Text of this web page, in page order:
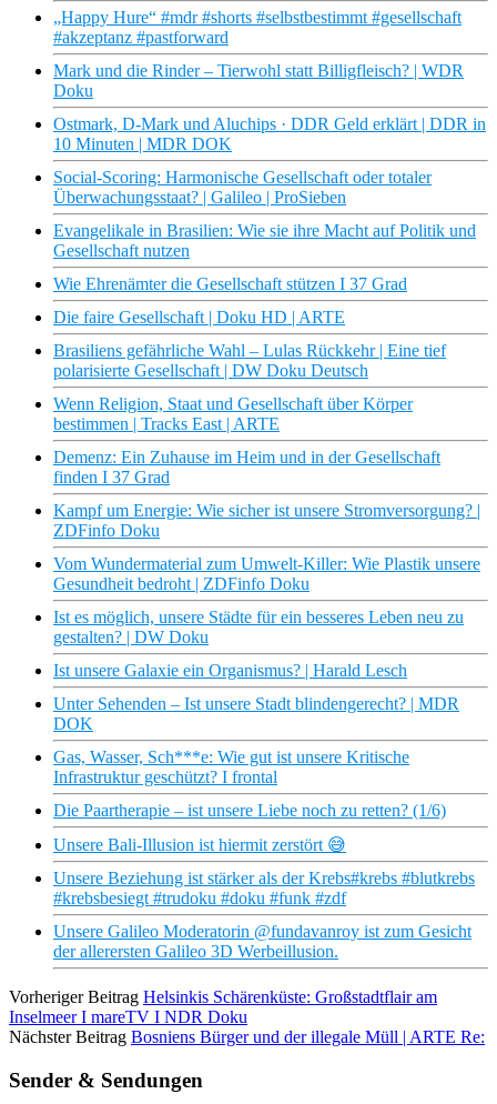
„Happy Hure“ #mdr #shorts #selbstbestimmt #gesellschaft
#akzeptanz #pastforward
Mark und die Rinder – Tierwohl statt Billigfleisch? | WDR
Doku
Ostmark, D-Mark und Aluchips · DDR Geld erklärt | DDR in
10 Minuten | MDR DOK
Social-Scoring: Harmonische Gesellschaft oder totaler
Überwachungsstaat? | Galileo | ProSieben
Evangelikale in Brasilien: Wie sie ihre Macht auf Politik und
Gesellschaft nutzen
Wie Ehrenämter die Gesellschaft stützen I 37 Grad
Die faire Gesellschaft | Doku HD | ARTE
Brasiliens gefährliche Wahl – Lulas Rückkehr | Eine tief
polarisierte Gesellschaft | DW Doku Deutsch
Wenn Religion, Staat und Gesellschaft über Körper
bestimmen | Tracks East | ARTE
Demenz: Ein Zuhause im Heim und in der Gesellschaft
finden I 37 Grad
Kampf um Energie: Wie sicher ist unsere Stromversorgung? |
ZDFinfo Doku
Vom Wundermaterial zum Umwelt-Killer: Wie Plastik unsere
Gesundheit bedroht | ZDFinfo Doku
Ist es möglich, unsere Städte für ein besseres Leben neu zu
gestalten? | DW Doku
Ist unsere Galaxie ein Organismus? | Harald Lesch
Unter Sehenden – Ist unsere Stadt blindengerecht? | MDR
DOK
Gas, Wasser, Sch***e: Wie gut ist unsere Kritische
Infrastruktur geschützt? I frontal
Die Paartherapie – ist unsere Liebe noch zu retten? (1/6)
Unsere Bali-Illusion ist hiermit zerstört 😅
Unsere Beziehung ist stärker als der Krebs#krebs #blutkrebs
#krebsbesiegt #trudoku #doku #funk #zdf
Unsere Galileo Moderatorin @fundavanroy ist zum Gesicht
der allerersten Galileo 3D Werbeillusion.
Vorheriger Beitrag Helsinkis Schärenküste: Großstadtflair am
Inselmeer I mareTV I NDR Doku
Nächster Beitrag Bosniens Bürger und der illegale Müll | ARTE Re:
Sender & Sendungen